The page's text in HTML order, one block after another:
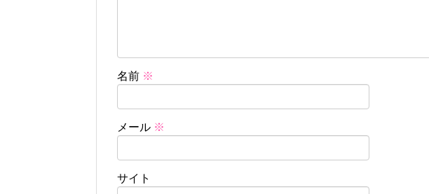
名前 ※
メール ※
サイト